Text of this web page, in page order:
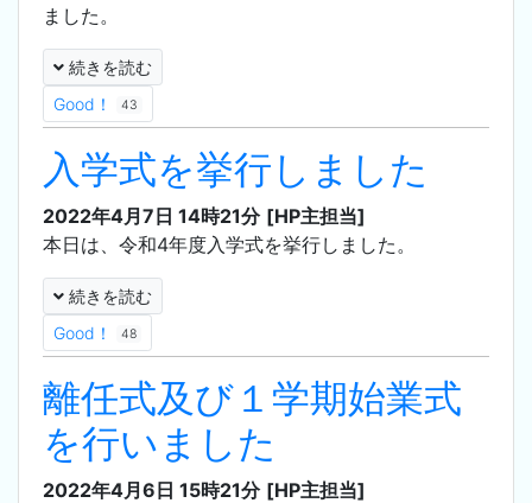
ました。
続きを読む
Good！
43
入学式を挙行しました
2022年4月7日 14時21分 [HP主担当]
本日は、令和4年度入学式を挙行しました。
続きを読む
Good！
48
離任式及び１学期始業式
を行いました
2022年4月6日 15時21分 [HP主担当]